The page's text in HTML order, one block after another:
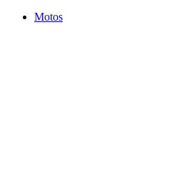
Motos